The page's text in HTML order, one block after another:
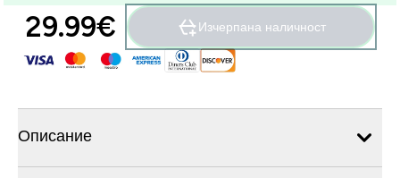
29.99€‎ Изчерпана наличност
Описание